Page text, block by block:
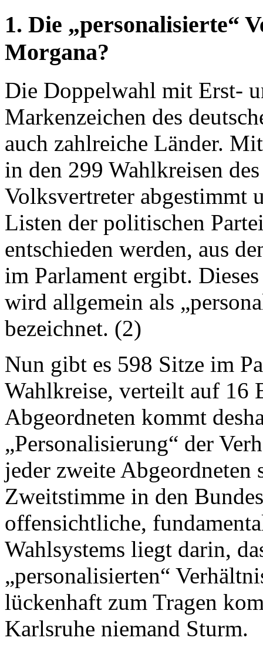
1. Die „personalisierte“
Morgana?
Die Doppelwahl mit Erst-
Markenzeichen des
auch zahlreiche Länder.
in den 299 Wahlkreisen
Volksvertreter abgestimmt
Listen der politischen
entschieden werden, aus
im Parlament ergibt.
wird allgemein als
bezeichnet. (2)
Nun gibt es 598 Sitze im
Wahlkreise, verteilt auf 16
Abgeordneten kommt
„Personalisierung“ der
jeder zweite Abgeordneten
Zweitstimme in den
offensichtliche,
Wahlsystems liegt darin,
„personalisierten“
lückenhaft zum Tragen
Karlsruhe niemand Sturm.